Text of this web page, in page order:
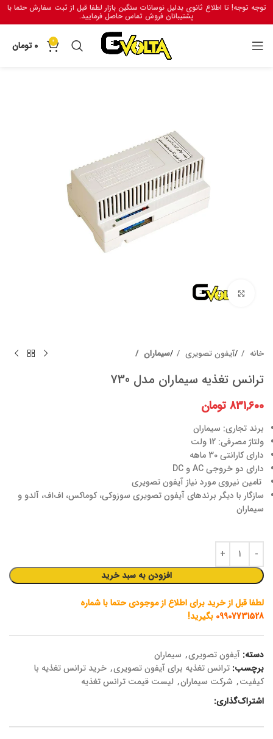
توجه توجه! تا اطلاع ثانوی بدلیل نوسانات سنگین بازار لطفا قبل از ثبت سفارش حتما با
پشتیبانان فروش تماس حاصل فرمایید.
0
0 تومان
برای بزرگنمایی کلیک کنید
خانه آیفون تصویری سیماران
ترانس تغذیه سیماران مدل 730
831,600 تومان
برند تجاری: سیماران
ولتاژ مصرفی: 12 ولت
دارای کارانتی 30 ماهه
دارای دو خروجی AC و DC
تامین نیروی مورد نیاز آیفون تصویری
سازگار با دیگر برندهای آیفون تصویری سوزوکی، کوماکس، اف‌اف، آلدو و
سیماران
افزودن به سبد خرید
لطفا قبل از خرید برای اطلاع از موجودی حتما با شماره
09907731528 بگیرید!
دسته: آیفون تصویری, سیماران
برچسب: ترانس تغذیه برای آیفون تصویری, خرید ترانس تغذیه با
کیفیت, شرکت سیماران, لیست قیمت ترانس تغذیه
اشتراک‌گذاری: